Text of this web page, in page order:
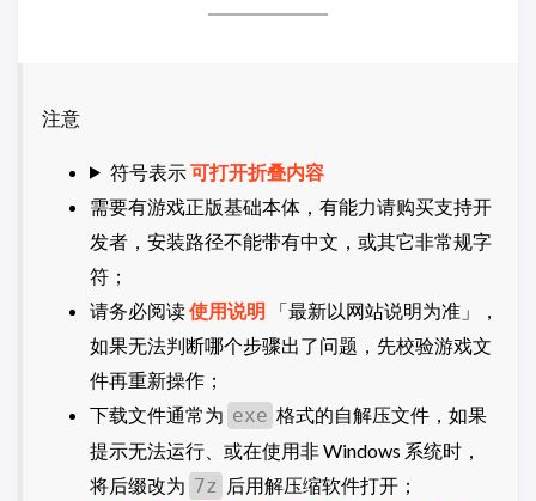
注意
符号表示可打开折叠内容
需要有游戏正版基础本体，有能力请购买支持开
发者，安装路径不能带有中文，或其它非常规字
符；
请务必阅读使用说明
「最新以网站说明为准」，
如果无法判断哪个步骤出了问题，先校验游戏文
件再重新操作；
下载文件通常为 exe 格式的自解压文件，如果
提示无法运行、或在使用非 Windows 系统时，
将后缀改为 7z 后用解压缩软件打开；